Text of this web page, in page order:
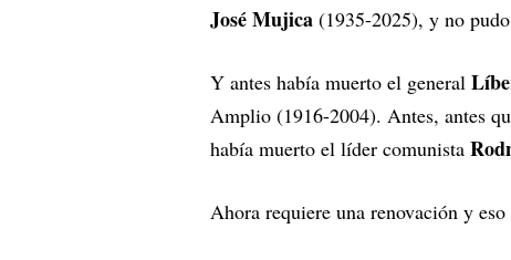
José Mujica (1935-2025), y no
Y antes había muerto el general
Amplio (1916-2004). Antes, antes
había muerto el líder comunista
Ahora requiere una renovación y